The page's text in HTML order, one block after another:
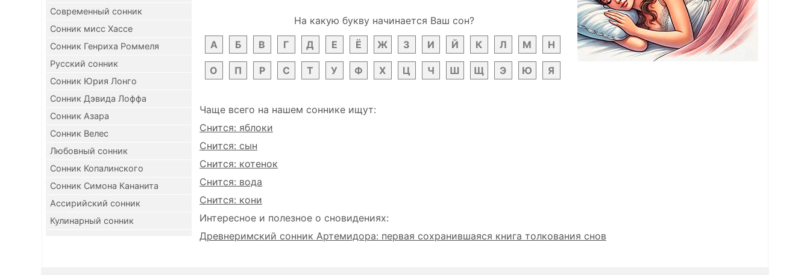
Современный сонник
Сонник мисс Хассе
Сонник Генриха Роммеля
Русский сонник
Сонник Юрия Лонго
Сонник Дэвида Лоффа
Сонник Азара
Сонник Велес
Любовный сонник
Сонник Копалинского
Сонник Симона Кананита
Ассирийский сонник
Кулинарный сонник
На какую букву начинается Ваш сон?
А
Б В Г Д Е Ё Ж З И Й К Л М Н
О П Р С Т У Ф Х Ц Ч Ш Щ Э Ю Я
Чаще всего на нашем соннике ищут:
Снится: яблоки
Снится: сын
Снится: котенок
Снится: вода
Снится: кони
Интересное и полезное о сновидениях:
Древнеримский сонник Артемидора: первая сохранившаяся книга толкования снов